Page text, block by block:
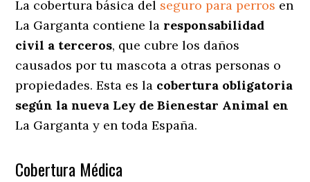
La cobertura básica del seguro para perros en
La Garganta contiene la responsabilidad
civil a terceros, que cubre los daños
causados por tu mascota a otras personas o
propiedades. Esta es la cobertura obligatoria
según la nueva Ley de Bienestar Animal en
La Garganta y en toda España.
Cobertura Médica